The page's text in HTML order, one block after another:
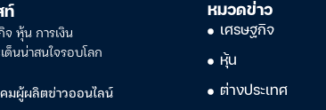
ท์
จ หุ้น การเงิน
ด็นน่าสนใจรอบโลก
มผู้ผลิตข่าวออนไลน์
หมวดข่าว
เศรษฐกิจ
หุ้น
ต่างประเทศ